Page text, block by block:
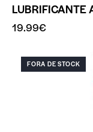
LUBRIFICANTE
19.99€
FORA DE STOCK